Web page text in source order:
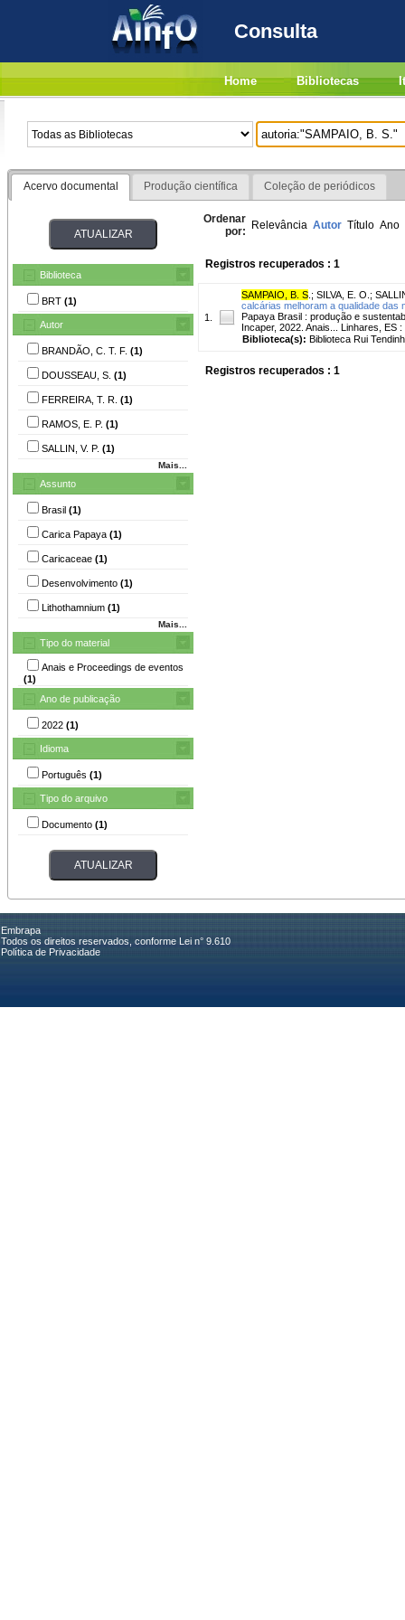
Consulta
Home Bibliotecas
Acervo documental Produção científica Coleção de periódicos
Biblioteca
BRT (1)
Autor
BRANDÃO, C. T. F. (1)
DOUSSEAU, S. (1)
FERREIRA, T. R. (1)
RAMOS, E. P. (1)
SALLIN, V. P. (1)
Mais...
Assunto
Brasil (1)
Carica Papaya (1)
Caricaceae (1)
Desenvolvimento (1)
Lithothamnium (1)
Mais...
Tipo do material
Anais e Proceedings de eventos
(1)
Ano de publicação
2022 (1)
Idioma
Português (1)
Tipo do arquivo
Documento (1)
Ordenar
por: Relevância Autor Título Ano
Registros recuperados : 1
1.
SAMPAIO, B. S ; SILVA, E. O. ;
calcárias melhoram a qualidade das
Papaya Brasil : produção e
Incaper, 2022. Anais... Linhares, ES
Biblioteca(s): Biblioteca Rui
Registros recuperados : 1
Embrapa
Todos os direitos reservados, conforme Lei n° 9.610
Política de Privacidade